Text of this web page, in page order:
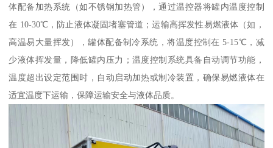
体配备加热系统（如不锈钢加热管），通过温控器将罐内温度控制
在 10-30℃，防止液体凝固堵塞管道；运输高挥发性易燃液体（如，
高温易大量挥发），罐体配备制冷系统，将温度控制在 5-15℃，减
少液体挥发量，降低罐内压力；温度控制系统具备自动调节功能，
温度超出设定范围时，自动启动加热或制冷装置，确保易燃液体在
适宜温度下运输，保障运输安全与液体品质。​